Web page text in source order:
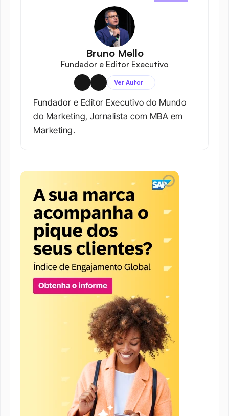
Bruno Mello
Fundador e Editor Executivo
Ver Autor
Fundador e Editor Executivo do Mundo
do Marketing, Jornalista com MBA em
Marketing.